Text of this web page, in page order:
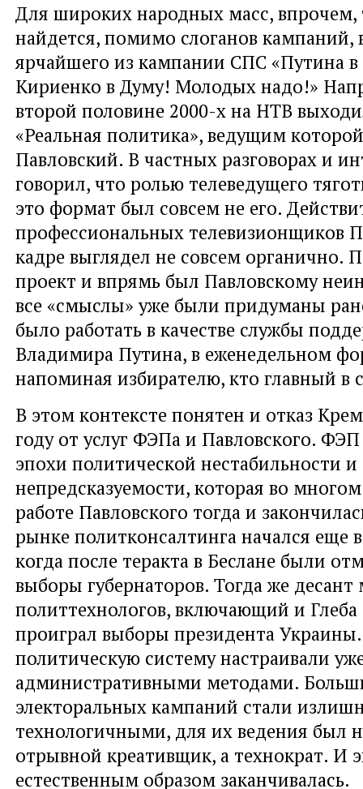
Для широких народных масс, впрочем,
найдется, помимо слоганов кампаний,
ярчайшего из кампании СПС «Путина
Кириенко в Думу! Молодых надо!»
второй половине 2000-х на НТВ
«Реальная политика», ведущим
Павловский. В частных разговорах и
говорил, что ролью телеведущего
это формат был совсем не его.
профессиональных телевизионщиков
кадре выглядел не совсем органично.
проект и впрямь был Павловскому
все «смыслы» уже были придуманы
было работать в качестве службы
Владимира Путина, в еженедельном
напоминая избирателю, кто главный в
В этом контексте понятен и отказ
году от услуг ФЭПа и Павловского.
эпохи политической нестабильности и
непредсказуемости, которая во
работе Павловского тогда и
рынке политконсалтинга начался еще
когда после теракта в Беслане были
выборы губернаторов. Тогда же десант
политтехнологов, включающий и Глеба
проиграл выборы президента
политическую систему настраивали
административными методами.
электоральных кампаний стали
технологичными, для их ведения был
отрывной креативщик, а технократ. И
естественным образом заканчивалась.